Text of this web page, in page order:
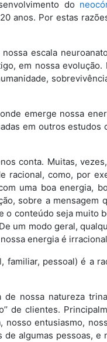
do
anos. Por estas
escala
em nossa
emerge nossa
em outros
conta. Muitas,
racional, como, por
uma boa energia,
sobre a mensagem
conteúdo seja muito
um modo geral,
energia é
pessoal) é a
nossa natureza
de clientes.
entusiasmo,
algumas pessoas, e